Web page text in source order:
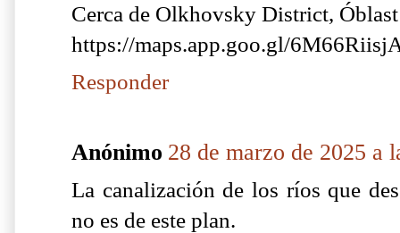
Cerca de Olkhovsky District,
https://maps.app.goo.gl/
Responder
Anónimo 28 de marzo de 2025 a
La canalización de los ríos que
no es de este plan.